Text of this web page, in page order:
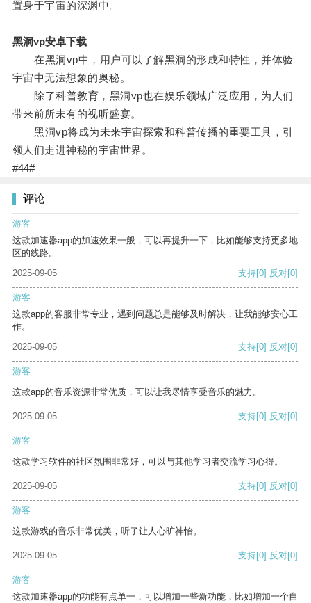
置身于宇宙的深渊中。
黑洞vp安卓下载
在黑洞vp中，用户可以了解黑洞的形成和特性，并体验
宇宙中无法想象的奥秘。
除了科普教育，黑洞vp也在娱乐领域广泛应用，为人们
带来前所未有的视听盛宴。
黑洞vp将成为未来宇宙探索和科普传播的重要工具，引
领人们走进神秘的宇宙世界。
#44#
评论
游客
这款加速器app的加速效果一般，可以再提升一下，比如能够支持更多地
区的线路。
2025-09-05
支持[0] 反对[0]
游客
这款app的客服非常专业，遇到问题总是能够及时解决，让我能够安心工
作。
2025-09-05
支持[0] 反对[0]
游客
这款app的音乐资源非常优质，可以让我尽情享受音乐的魅力。
2025-09-05 支持[0] 反对[0]
游客
这款学习软件的社区氛围非常好，可以与其他学习者交流学习心得。
2025-09-05 支持[0] 反对[0]
游客
这款游戏的音乐非常优美，听了让人心旷神怡。
2025-09-05 支持[0] 反对[0]
游客
这款加速器app的功能有点单一，可以增加一些新功能，比如增加一个自